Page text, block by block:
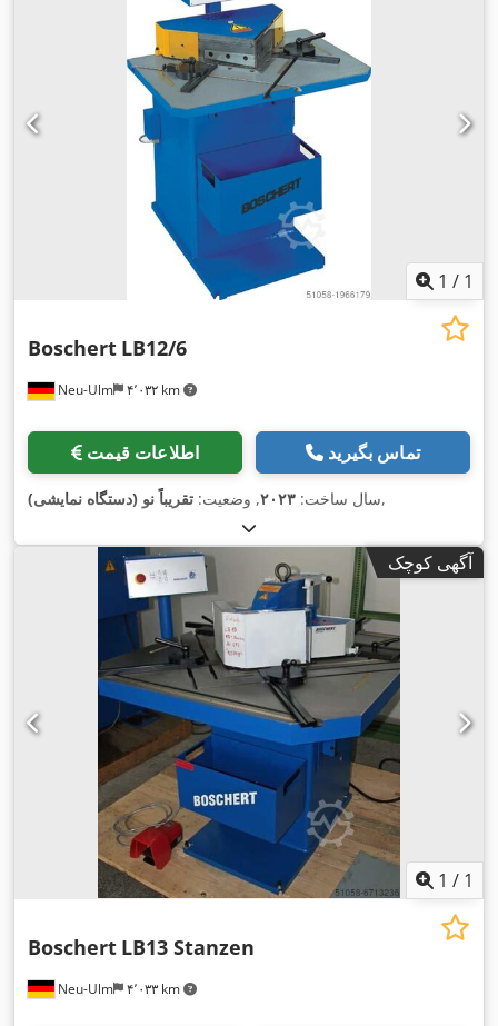
1 / 1
Neu-Ulm ۴٬۰۳۲ km
Boschert LB12/6
اطلاعات قیمت تماس بگیرید
سال ساخت: ۲۰۲۳, وضعیت: تقریباً نو (دستگاه نمایشی) ,
آگهی کوچک
1 / 1
Neu-Ulm ۴٬۰۳۳ km
Boschert LB13 Stanzen